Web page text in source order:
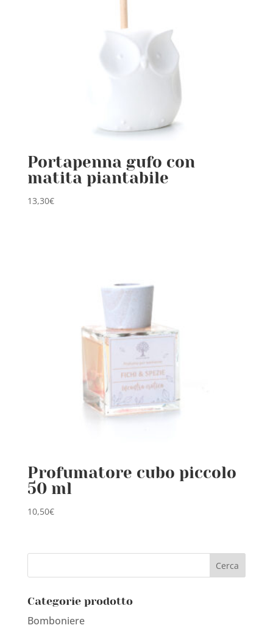
Portapenna gufo con
matita piantabile
13,30€
Profumatore cubo piccolo
50 ml
10,50€
Categorie prodotto
Bomboniere